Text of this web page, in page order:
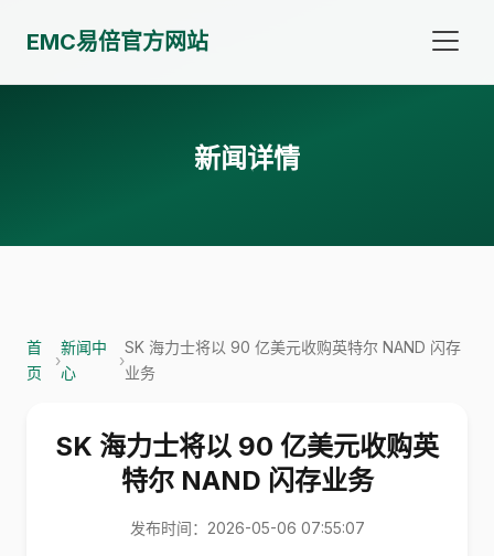
EMC易倍官方网站
新闻详情
首
页
›
新闻中
心
›
SK 海力士将以 90 亿美元收购英特尔 NAND 闪存
业务
SK 海力士将以 90 亿美元收购英
特尔 NAND 闪存业务
发布时间：2026-05-06 07:55:07